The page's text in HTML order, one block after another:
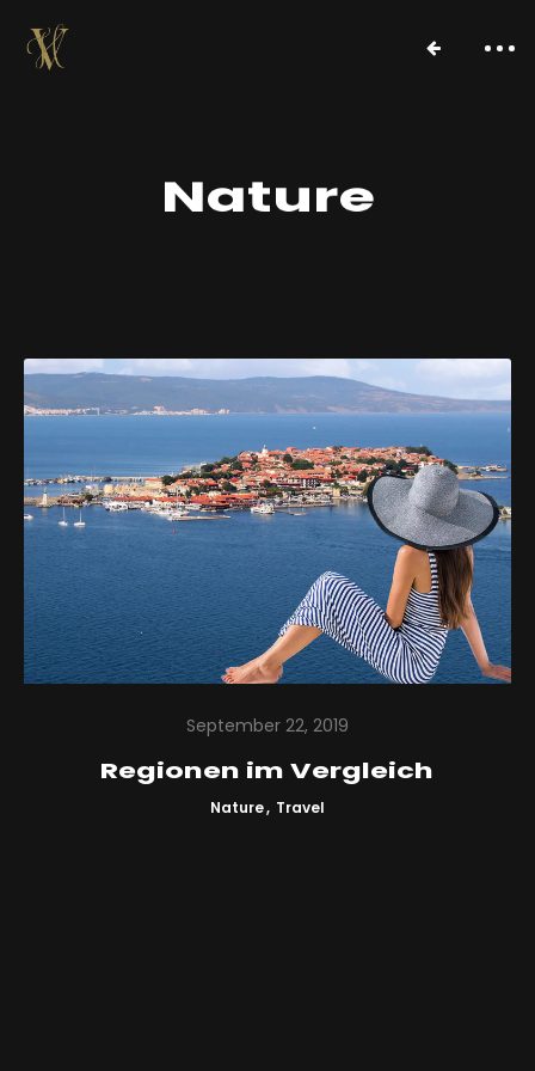
Über uns
Projekte
alte Webseite
Kontakt
Nature
September 22, 2019
Regionen im Vergleich
Nature Travel